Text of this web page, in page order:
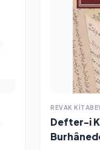
REVAK
Defter-i